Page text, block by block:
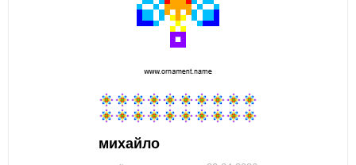
михайло